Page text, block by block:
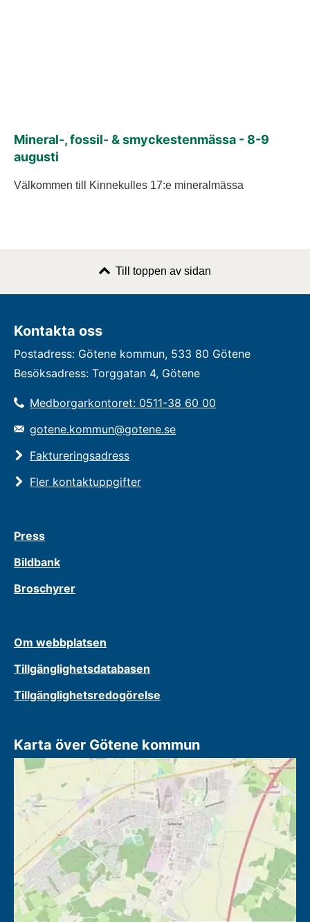
Mineral-, fossil- & smyckestenmässa - 8-9
augusti
Välkommen till Kinnekulles 17:e mineralmässa
Till toppen av sidan
Kontakta oss
Postadress: Götene kommun, 533 80 Götene
Besöksadress: Torggatan 4, Götene
Medborgarkontoret: 0511-38 60 00
gotene.kommun@gotene.se
Faktureringsadress
Fler kontaktuppgifter
Press
Bildbank
Broschyrer
Om webbplatsen
Tillgänglighetsdatabasen
Tillgänglighetsredogörelse
Karta över Götene kommun